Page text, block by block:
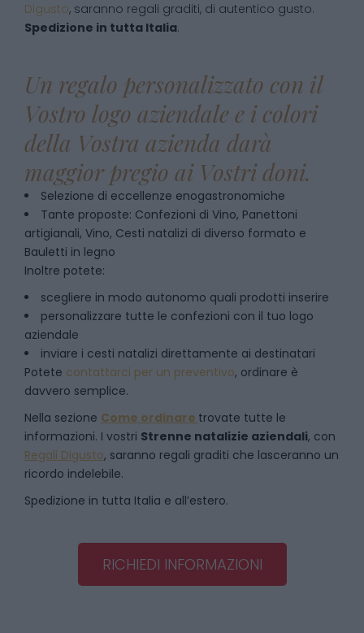
Digusto, saranno regali graditi, di autentico gusto.
Spedizione in tutta Italia.
Un regalo personalizzato con il
Vostro logo aziendale e i colori
della Vostra azienda darà
maggior pregio ai Vostri doni.
Selezione di eccellenze enogastronomiche
Tante proposte: Confezioni di Vino, Panettoni
artigianali, Vino, Cesti natalizi di diverso formato e
Bauletti in legno
Inoltre potete:
scegliere in modo autonomo quali prodotti inserire
personalizzare tutte le confezioni con il tuo logo
aziendale
inviare i cesti natalizi direttamente ai destinatari
Potete contattarci per un preventivo, ordinare è
davvero semplice.
Nella sezione Come ordinare trovate tutte le
informazioni. I vostri Strenne natalizie aziendali, con
Regali Digusto, saranno regali graditi che lasceranno un
ricordo indelebile.
Spedizione in tutta Italia e all’estero.
RICHIEDI INFORMAZIONI